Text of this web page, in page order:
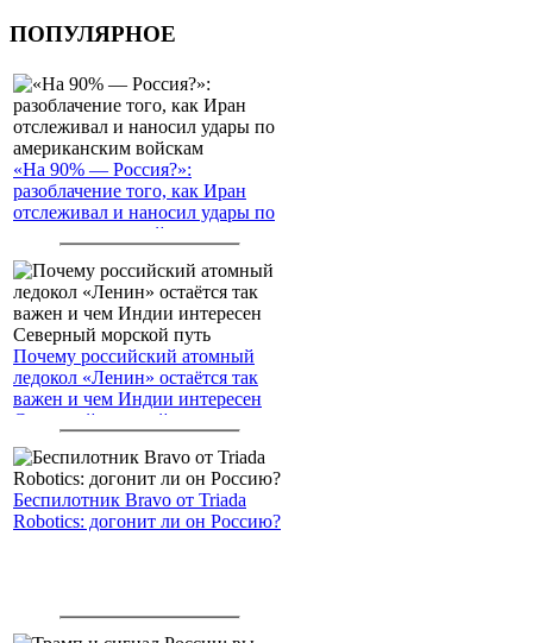
ПОПУЛЯРНОЕ
«На 90% — Россия?»:
разоблачение того, как Иран
отслеживал и наносил удары по
американским войскам
Почему российский атомный
ледокол «Ленин» остаётся так
важен и чем Индии интересен
Северный морской путь
Беспилотник Bravo от Triada
Robotics: догонит ли он Россию?